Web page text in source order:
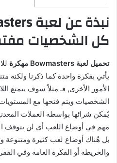
كل الشخصيات
تحميل لعبة Bowmasters مهكرة
يأتي بفكرة واحدة كما ذكرنا ولكنه
الأمور الأخرى, فـ مثلاً سوف يتمتع
الشخصيات ويتم فتحها مع
يٌمكن شرائها بواسطة العملات
مهم في أوضاع اللعب أي لن يتوقف
بل هٌناك أوضاع لعب كثيرة
والخريطة أو الفكرة العامة وفي